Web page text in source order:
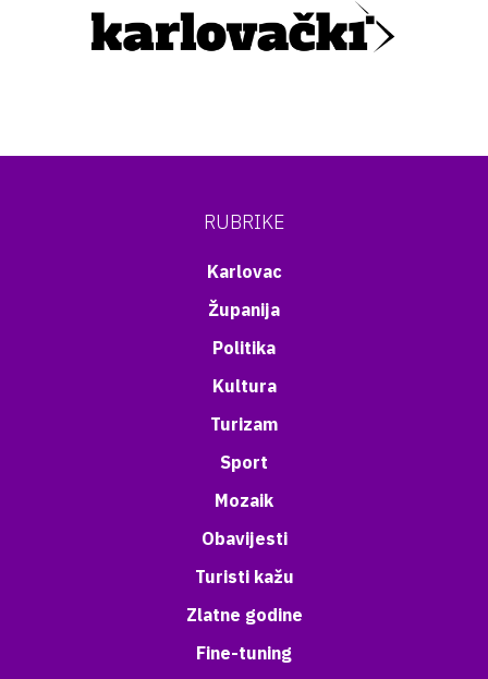
RUBRIKE
Karlovac
Županija
Politika
Kultura
Turizam
Sport
Mozaik
Obavijesti
Turisti kažu
Zlatne godine
Fine-tuning